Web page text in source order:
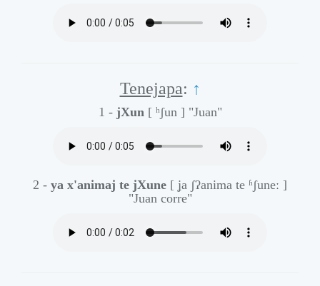
Tenejapa: ↑
1 - jXun [ ʰʃun ] "Juan"
2 - ya x'animaj te jXune [ ʝa ʃʔanima te ʱʃuneː ]
"Juan corre"